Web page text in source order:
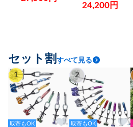
24,200円
セット割 すべて見る
1
取寄もOK
2
取寄もOK